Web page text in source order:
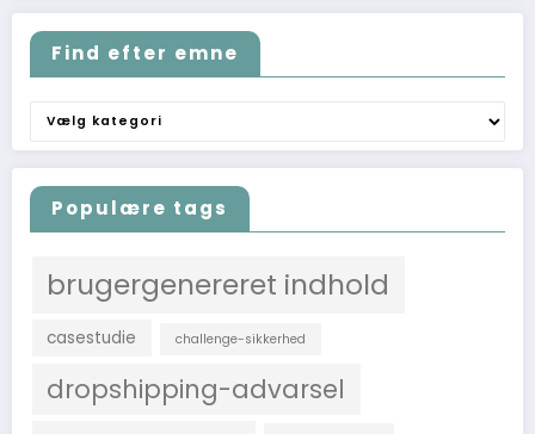
Find efter emne
emne
Populære tags
brugergenereret indhold
casestudie challenge-sikkerhed
dropshipping-advarsel